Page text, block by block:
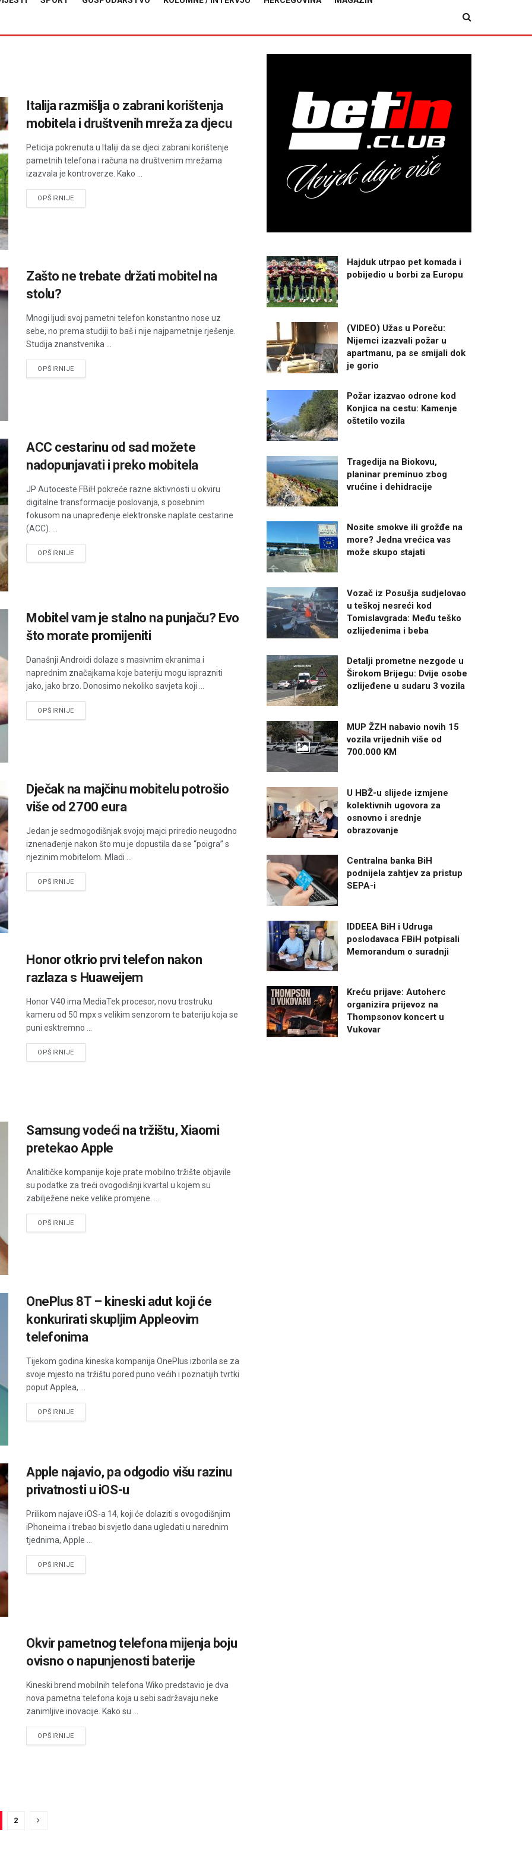
Italija razmišlja o zabrani korištenja
mobitela i društvenih mreža za djecu
Peticija pokrenuta u Italiji da se djeci zabrani korištenje
pametnih telefona i računa na društvenim mrežama
izazvala je kontroverze. Kako ...
OPŠIRNIJEDETAILS
Zašto ne trebate držati mobitel na
stolu?
Mnogi ljudi svoj pametni telefon konstantno nose uz
sebe, no prema studiji to baš i nije najpametnije rješenje.
Studija znanstvenika ...
OPŠIRNIJEDETAILS
ACC cestarinu od sad možete
nadopunjavati i preko mobitela
JP Autoceste FBiH pokreće razne aktivnosti u okviru
digitalne transformacije poslovanja, s posebnim
fokusom na unapređenje elektronske naplate cestarine
(ACC). ...
OPŠIRNIJEDETAILS
Mobitel vam je stalno na punjaču? Evo
što morate promijeniti
Današnji Androidi dolaze s masivnim ekranima i
naprednim značajkama koje bateriju mogu isprazniti
jako, jako brzo. Donosimo nekoliko savjeta koji ...
OPŠIRNIJEDETAILS
Dječak na majčinu mobitelu potrošio
više od 2700 eura
Jedan je sedmogodišnjak svojoj majci priredio neugodno
iznenađenje nakon što mu je dopustila da se “poigra” s
njezinim mobitelom. Mladi ...
OPŠIRNIJEDETAILS
Honor otkrio prvi telefon nakon
razlaza s Huaweijem
Honor V40 ima MediaTek procesor, novu trostruku
kameru od 50 mpx s velikim senzorom te bateriju koja se
puni esktremno ...
OPŠIRNIJEDETAILS
Samsung vodeći na tržištu, Xiaomi
pretekao Apple
Analitičke kompanije koje prate mobilno tržište objavile
su podatke za treći ovogodišnji kvartal u kojem su
zabilježene neke velike promjene. ...
OPŠIRNIJEDETAILS
OnePlus 8T – kineski adut koji će
konkurirati skupljim Appleovim
telefonima
Tijekom godina kineska kompanija OnePlus izborila se za
svoje mjesto na tržištu pored puno većih i poznatijih tvrtki
poput Applea, ...
OPŠIRNIJEDETAILS
Apple najavio, pa odgodio višu razinu
privatnosti u iOS-u
Prilikom najave iOS-a 14, koji će dolaziti s ovogodišnjim
iPhoneima i trebao bi svjetlo dana ugledati u narednim
tjednima, Apple ...
OPŠIRNIJEDETAILS
Okvir pametnog telefona mijenja boju
ovisno o napunjenosti baterije
Kineski brend mobilnih telefona Wiko predstavio je dva
nova pametna telefona koja u sebi sadržavaju neke
zanimljive inovacije. Kako su ...
OPŠIRNIJEDETAILS
2
Hajduk utrpao pet komada i
pobijedio u borbi za Europu
(VIDEO) Užas u Poreču:
Nijemci izazvali požar u
apartmanu, pa se smijali dok
je gorio
Požar izazvao odrone kod
Konjica na cestu: Kamenje
oštetilo vozila
Tragedija na Biokovu,
planinar preminuo zbog
vrućine i dehidracije
Nosite smokve ili grožđe na
more? Jedna vrećica vas
može skupo stajati
Vozač iz Posušja sudjelovao
u teškoj nesreći kod
Tomislavgrada: Među teško
ozlijeđenima i beba
Detalji prometne nezgode u
Širokom Brijegu: Dvije osobe
ozlijeđene u sudaru 3 vozila
MUP ŽZH nabavio novih 15
vozila vrijednih više od
700.000 KM
U HBŽ-u slijede izmjene
kolektivnih ugovora za
osnovno i srednje
obrazovanje
Centralna banka BiH
podnijela zahtjev za pristup
SEPA-i
IDDEEA BiH i Udruga
poslodavaca FBiH potpisali
Memorandum o suradnji
Kreću prijave: Autoherc
organizira prijevoz na
Thompsonov koncert u
Vukovar